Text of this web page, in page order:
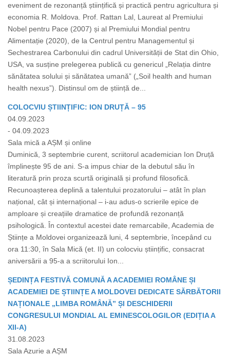
eveniment de rezonanță științifică și practică pentru agricultura și
economia R. Moldova. Prof. Rattan Lal, Laureat al Premiului
Nobel pentru Pace (2007) și al Premiului Mondial pentru
Alimentație (2020), de la Centrul pentru Managementul și
Sechestrarea Carbonului din cadrul Universității de Stat din Ohio,
USA, va susține prelegerea publică cu genericul „Relația dintre
sănătatea solului și sănătatea umană” („Soil health and human
health nexus”). Distinsul om de știință de...
COLOCVIU ȘTIINȚIFIC: ION DRUȚĂ – 95
04.09.2023
- 04.09.2023
Sala mică a AȘM și online
Duminică, 3 septembrie curent, scriitorul academician Ion Druță
împlinește 95 de ani. S-a impus chiar de la debutul său în
literatură prin proza scurtă originală și profund filosofică.
Recunoașterea deplină a talentului prozatorului – atât în plan
național, cât și internațional – i-au adus-o scrierile epice de
amploare și creațiile dramatice de profundă rezonanță
psihologică. În contextul acestei date remarcabile, Academia de
Științe a Moldovei organizează luni, 4 septembrie, începând cu
ora 11:30, în Sala Mică (et. II) un colocviu științific, consacrat
aniversării a 95-a a scriitorului Ion...
ȘEDINȚA FESTIVĂ COMUNĂ A ACADEMIEI ROMÂNE ȘI
ACADEMIEI DE ȘTIINȚE A MOLDOVEI DEDICATE SĂRBĂTORII
NAȚIONALE „LIMBA ROMÂNĂ” ȘI DESCHIDERII
CONGRESULUI MONDIAL AL EMINESCOLOGILOR (EDIȚIA A
XII-A)
31.08.2023
Sala Azurie a AȘM